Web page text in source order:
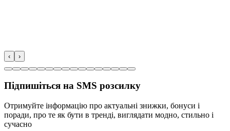
‹ ›
Підпишіться на SMS розсилку
Отримуйте інформацію про актуальні знижки, бонуси і
поради, про те як бути в тренді, виглядати модно, стильно і
сучасно